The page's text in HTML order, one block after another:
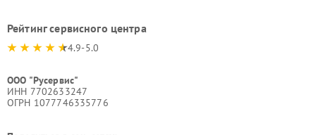
Рейтинг сервисного центра
4.9-5.0
ООО "Русервис"
ИНН 7702633247
ОГРН 1077746335776